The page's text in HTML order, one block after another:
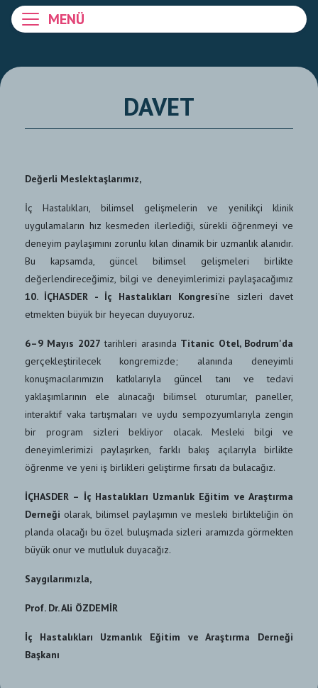
MENÜ
DAVET
Değerli Meslektaşlarımız,
İç Hastalıkları, bilimsel gelişmelerin ve yenilikçi klinik
uygulamaların hız kesmeden ilerlediği, sürekli öğrenmeyi ve
deneyim paylaşımını zorunlu kılan dinamik bir uzmanlık alanıdır.
Bu kapsamda, güncel bilimsel gelişmeleri birlikte
değerlendireceğimiz, bilgi ve deneyimlerimizi paylaşacağımız
10. İÇHASDER - İç Hastalıkları Kongresi'ne sizleri davet
etmekten büyük bir heyecan duyuyoruz.
6–9 Mayıs 2027 tarihleri arasında Titanic Otel, Bodrum'da
gerçekleştirilecek kongremizde; alanında deneyimli
konuşmacılarımızın katkılarıyla güncel tanı ve tedavi
yaklaşımlarının ele alınacağı bilimsel oturumlar, paneller,
interaktif vaka tartışmaları ve uydu sempozyumlarıyla zengin
bir program sizleri bekliyor olacak. Mesleki bilgi ve
deneyimlerimizi paylaşırken, farklı bakış açılarıyla birlikte
öğrenme ve yeni iş birlikleri geliştirme fırsatı da bulacağız.
İÇHASDER – İç Hastalıkları Uzmanlık Eğitim ve Araştırma
Derneği olarak, bilimsel paylaşımın ve mesleki birlikteliğin ön
planda olacağı bu özel buluşmada sizleri aramızda görmekten
büyük onur ve mutluluk duyacağız.
Saygılarımızla,
Prof. Dr. Ali ÖZDEMİR
İç Hastalıkları Uzmanlık Eğitim ve Araştırma Derneği
Başkanı